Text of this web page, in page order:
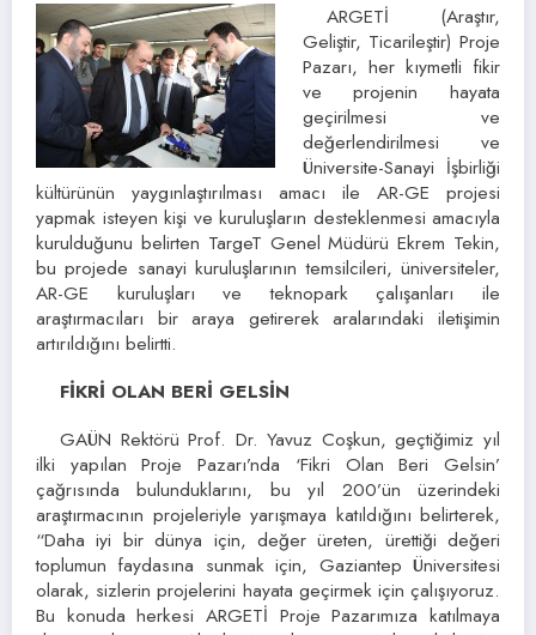
ARGETİ (Araştır,
Geliştir, Ticarileştir) Proje
Pazarı, her kıymetli fikir
ve projenin hayata
geçirilmesi ve
değerlendirilmesi ve
Üniversite-Sanayi İşbirliği
kültürünün yaygınlaştırılması amacı ile AR-GE projesi
yapmak isteyen kişi ve kuruluşların desteklenmesi amacıyla
kurulduğunu belirten TargeT Genel Müdürü Ekrem Tekin,
bu projede sanayi kuruluşlarının temsilcileri, üniversiteler,
AR-GE kuruluşları ve teknopark çalışanları ile
araştırmacıları bir araya getirerek aralarındaki iletişimin
artırıldığını belirtti.
FİKRİ OLAN BERİ GELSİN
GAÜN Rektörü Prof. Dr. Yavuz Coşkun, geçtiğimiz yıl
ilki yapılan Proje Pazarı’nda ‘Fikri Olan Beri Gelsin’
çağrısında bulunduklarını, bu yıl 200’ün üzerindeki
araştırmacının projeleriyle yarışmaya katıldığını belirterek,
“Daha iyi bir dünya için, değer üreten, ürettiği değeri
toplumun faydasına sunmak için, Gaziantep Üniversitesi
olarak, sizlerin projelerini hayata geçirmek için çalışıyoruz.
Bu konuda herkesi ARGETİ Proje Pazarımıza katılmaya